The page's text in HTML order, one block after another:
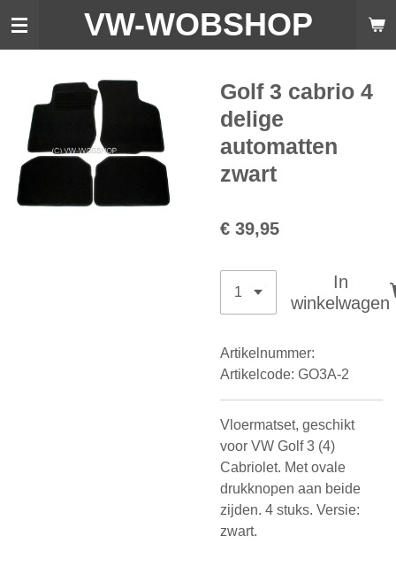
Ga
hoofdinhoud
VW-WOBSHOP
Golf 3 cabrio 4
delige
automatten
zwart
€ 39,95
In
winkelwagen
Artikelnummer:
Artikelcode: GO3A-2
Vloermatset, geschikt
voor VW Golf 3 (4)
Cabriolet. Met ovale
drukknopen aan beide
zijden. 4 stuks. Versie:
zwart.